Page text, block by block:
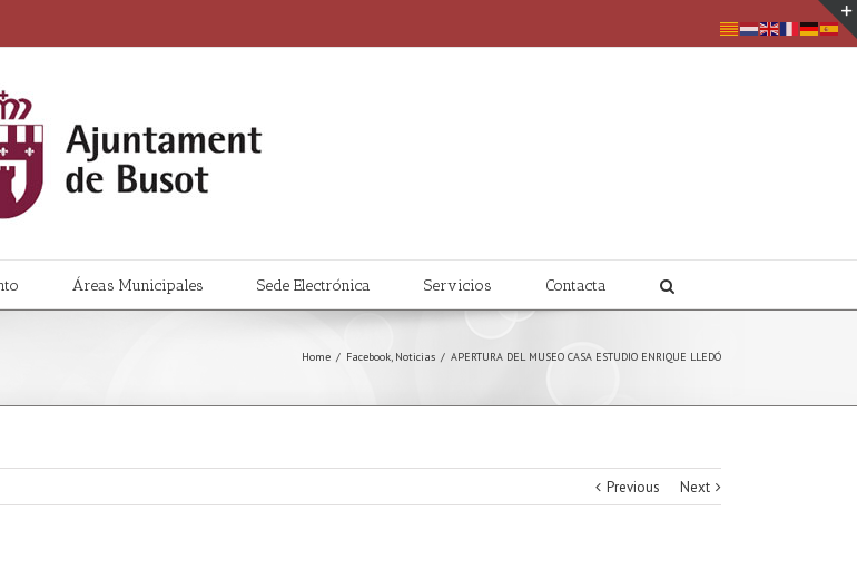
Áreas Municipales Sede Electrónica Servicios Contacta
Home / Facebook, Noticias / APERTURA DEL MUSEO CASA ESTUDIO ENRIQUE LLEDÓ
Previous Next